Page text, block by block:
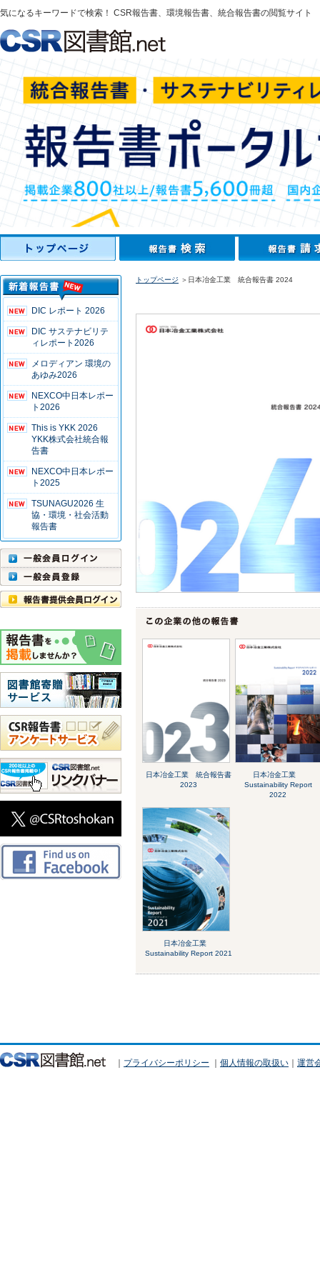
気になるキーワードで検索！ CSR報告書、環境報告書、統合報告書の閲覧サイト
DIC レポート 2026
DIC サステナビリテ
ィレポート2026
メロディアン 環境の
あゆみ2026
NEXCO中日本レポー
ト2026
This is YKK 2026
YKK株式会社統合報
告書
NEXCO中日本レポー
ト2025
TSUNAGU2026 生
協・環境・社会活動
報告書
トップページ ＞日本冶金工業 統合報告書 2024
日本冶金工業 統合報告書
2023
日本冶金工業
Sustainability Report
2022
日本冶金工業
Sustainability Report 2021
｜ プライバシーポリシー ｜ 個人情報の取扱い ｜ 運営